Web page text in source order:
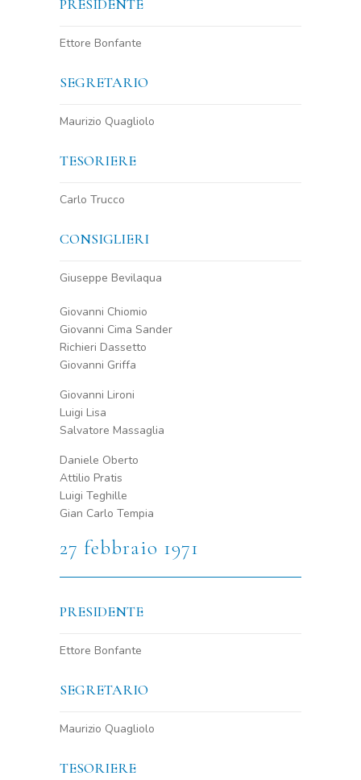
PRESIDENTE
Ettore Bonfante
SEGRETARIO
Maurizio Quagliolo
TESORIERE
Carlo Trucco
CONSIGLIERI
Giuseppe Bevilaqua
Giovanni Chiomio
Giovanni Cima Sander
Richieri Dassetto
Giovanni Griffa
Giovanni Lironi
Luigi Lisa
Salvatore Massaglia
Daniele Oberto
Attilio Pratis
Luigi Teghille
Gian Carlo Tempia
27 febbraio 1971
PRESIDENTE
Ettore Bonfante
SEGRETARIO
Maurizio Quagliolo
TESORIERE